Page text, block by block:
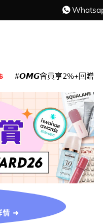
𝙊𝙈𝙂會員享2%+回贈
情 ➜